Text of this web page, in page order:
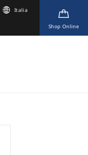
Italia
Shop Online